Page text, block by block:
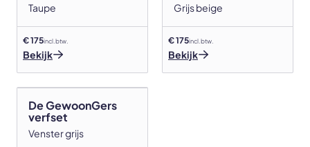
Taupe
€ 175incl. btw.
Bekijk
Grijs beige
€ 175incl. btw.
Bekijk
De GewoonGers
verfset
Venster grijs